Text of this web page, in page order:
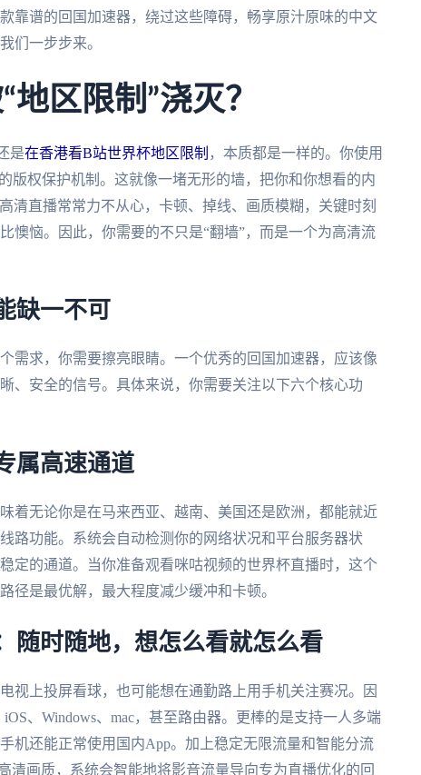
靠谱的回国加速器，绕过这些障碍，畅享原汁原味的中文
们一步步来。
区限制”浇灭？
是在香港看B站世界杯地区限制 ，本质都是一样的。你使用
版权保护机制。这就像一堵无形的墙，把你和你想看的内
清直播常常力不从心，卡顿、掉线、画质模糊，关键时刻
懊恼。因此，你需要的不只是“翻墙”，而是一个为高清流
缺一不可
需求，你需要擦亮眼睛。一个优秀的回国加速器，应该像
、安全的信号。具体来说，你需要关注以下六个核心功
属高速通道
着无论你是在马来西亚、越南、美国还是欧洲，都能就近
路功能。系统会自动检测你的网络状况和平台服务器状
定的通道。当你准备观看咪咕视频的世界杯直播时，这个
径是最优解，最大程度减少缓冲和卡顿。
随时随地，想怎么看就怎么看
视上投屏看球，也可能想在通勤路上用手机关注赛况。因
、Windows、mac，甚至路由器。更棒的是支持一人多端
机还能正常使用国内App。加上稳定无限流量和智能分流
清画质，系统会智能地将影音流量导向专为直播优化的回